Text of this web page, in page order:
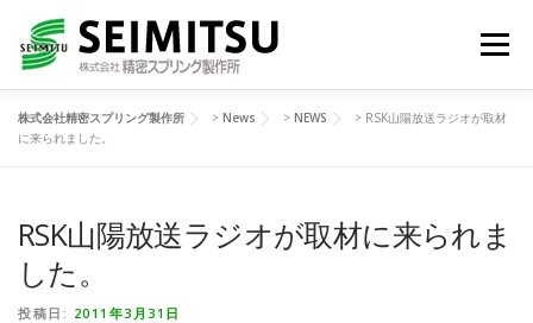
メニュー
HOME
生活の中の精密スプリング NEWS 会社情報
お問い合わせ
株式会社精密スプリング製作所 > News > NEWS > RSK山陽放送ラジオが取材
に来られました。
RSK山陽放送ラジオが取材に来られま
した。
投稿日: 2011年3月31日